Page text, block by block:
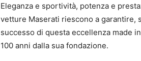
Eleganza e sportività, potenza e
vetture Maserati riescono a garantire,
successo di questa eccellenza made
100 anni dalla sua fondazione.